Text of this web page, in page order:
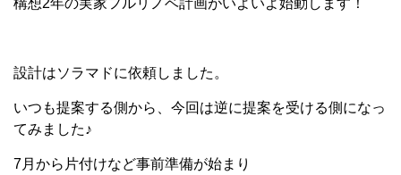
構想2年の実家フルリノベ計画がいよいよ始動します！
設計はソラマドに依頼しました。
いつも提案する側から、今回は逆に提案を受ける側になっ
てみました♪
7月から片付けなど事前準備が始まり